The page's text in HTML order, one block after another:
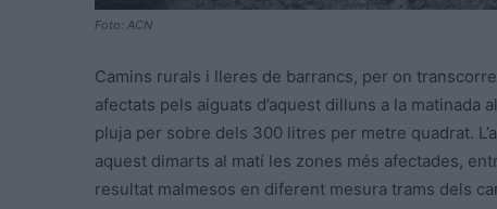
Foto: ACN
Camins rurals i lleres de barrancs, per on
afectats pels aiguats d’aquest dilluns a la matinada
pluja per sobre dels 300 litres per metre quadrat.
aquest dimarts al matí les zones més afectades,
resultat malmesos en diferent mesura trams dels